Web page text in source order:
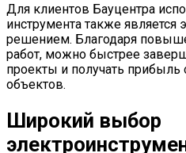
Для клиентов Бауцентра
инструмента также
решением. Благодаря
работ, можно быстрее
проекты и получать прибыль
объектов.
Широкий выбор